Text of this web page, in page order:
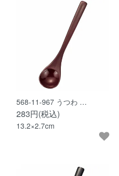
568-11-967 うつわ …
283円(税込)
13.2×2.7cm